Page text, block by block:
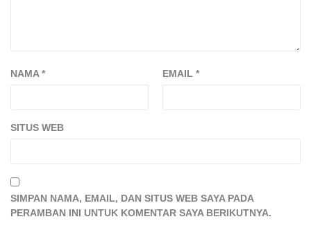
NAMA* EMAIL *
SITUS WEB
SIMPAN NAMA, EMAIL, DAN SITUS WEB SAYA PADA
PERAMBAN INI UNTUK KOMENTAR SAYA BERIKUTNYA.